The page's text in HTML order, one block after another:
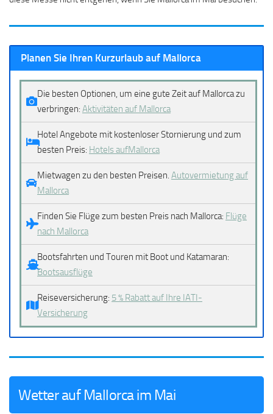
Planen Sie Ihren Kurzurlaub auf Mallorca
Die besten Optionen, um eine gute Zeit auf Mallorca zu
verbringen: Aktivitäten auf Mallorca
Hotel Angebote mit kostenloser Stornierung und zum
besten Preis: Hotels aufMallorca
Mietwagen zu den besten Preisen. Autovermietung auf
Mallorca
Finden Sie Flüge zum besten Preis nach Mallorca: Flüge
nach Mallorca
Bootsfahrten und Touren mit Boot und Katamaran:
Bootsausflüge
Reiseversicherung: 5 % Rabatt auf Ihre IATI-
Versicherung
Wetter auf Mallorca im Mai